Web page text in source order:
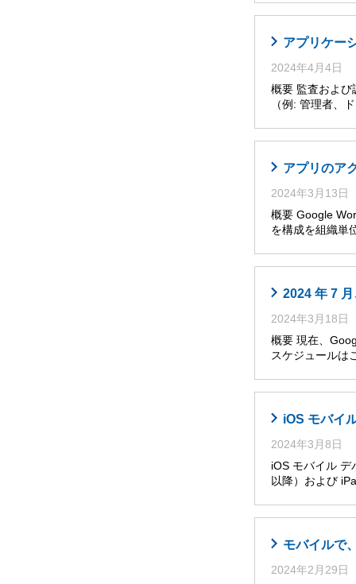
アプリケー
2024年4月4日
概要 監査および
（例: 管理者、
アプリのア
2024年3月13日
概要 Google
を構成を組織単
2024 年 7
2024年3月18日
概要 現在、
スケジュールは
iOS モバイ
2024年3月8日
iOS モバイル デ
以降）および
モバイルで
2024年2月29日